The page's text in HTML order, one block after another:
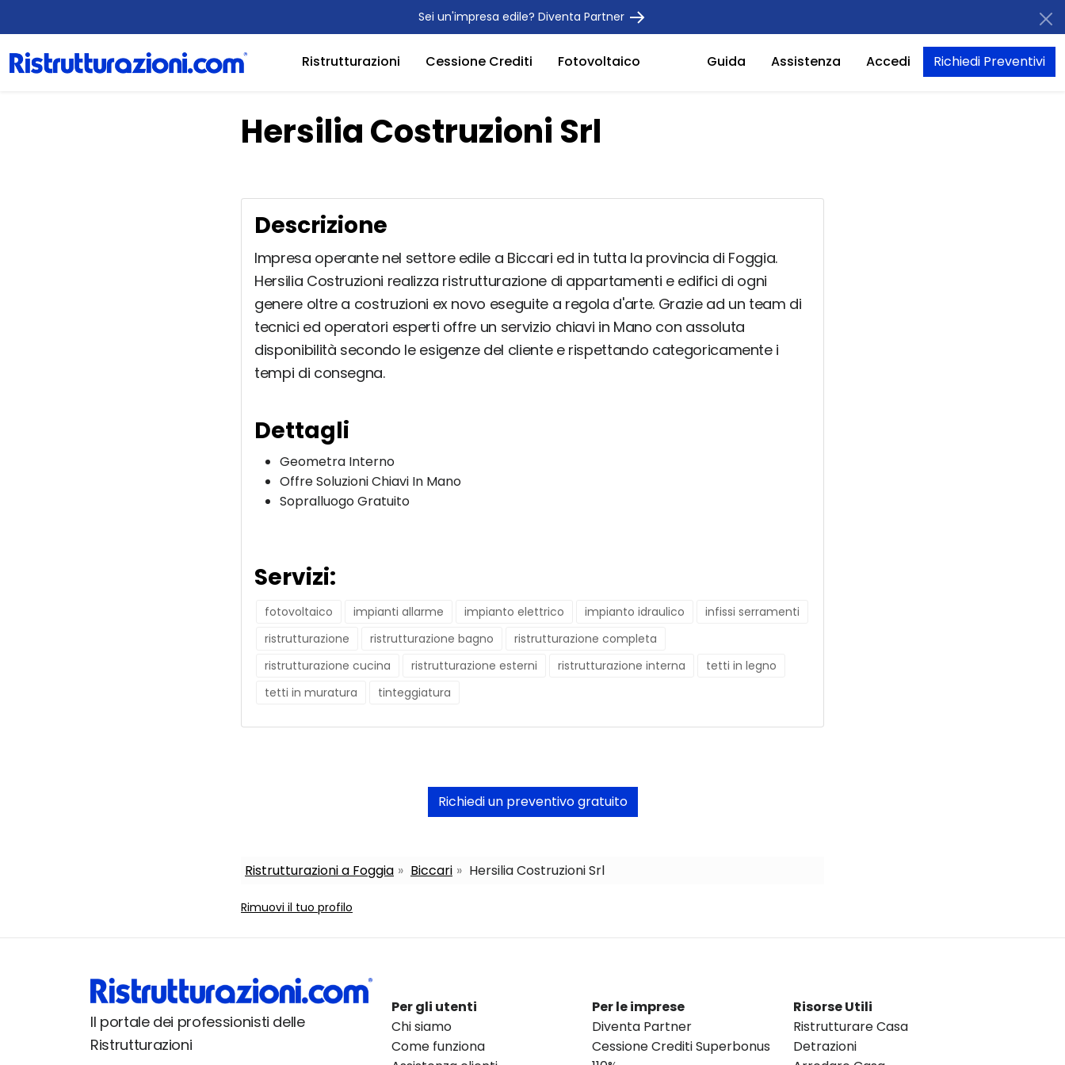
Sei un'impresa edile? Diventa Partner
Ristrutturazioni Cessione Crediti Fotovoltaico Guida Assistenza Accedi Richiedi Preventivi
Hersilia Costruzioni Srl
Descrizione
Impresa operante nel settore edile a Biccari ed in tutta la provincia di Foggia.
Hersilia Costruzioni realizza ristrutturazione di appartamenti e edifici di ogni
genere oltre a costruzioni ex novo eseguite a regola d'arte. Grazie ad un team di
tecnici ed operatori esperti offre un servizio chiavi in Mano con assoluta
disponibilità secondo le esigenze del cliente e rispettando categoricamente i
tempi di consegna.
Dettagli
Geometra Interno
Offre Soluzioni Chiavi In Mano
Sopralluogo Gratuito
Servizi:
fotovoltaico impianti allarme impianto elettrico impianto idraulico
infissi serramenti
ristrutturazione
ristrutturazione bagno
ristrutturazione completa
ristrutturazione cucina
ristrutturazione esterni ristrutturazione interna
tetti in legno
tetti in muratura
tinteggiatura
Richiedi un preventivo gratuito
Ristrutturazioni a Foggia Biccari Hersilia Costruzioni Srl
Rimuovi il tuo profilo
Il portale dei professionisti delle
Ristrutturazioni
Per gli utenti
Chi siamo
Come funziona
Per le imprese
Diventa Partner
Cessione Crediti Superbonus
Risorse Utili
Ristrutturare Casa
Detrazioni